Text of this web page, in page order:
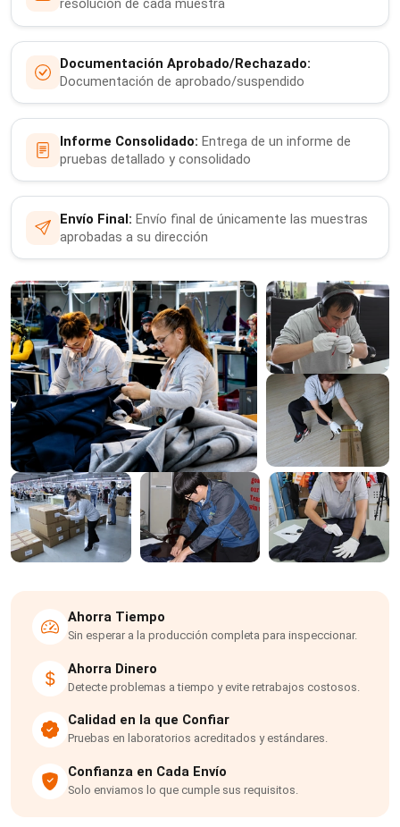
resolución de cada muestra
Documentación Aprobado/Rechazado:
Documentación de aprobado/suspendido
Informe Consolidado: Entrega de un informe de
pruebas detallado y consolidado
Envío Final: Envío final de únicamente las muestras
aprobadas a su dirección
Ahorra Tiempo
Sin esperar a la producción completa para inspeccionar.
Ahorra Dinero
Detecte problemas a tiempo y evite retrabajos costosos.
Calidad en la que Confiar
Pruebas en laboratorios acreditados y estándares.
Confianza en Cada Envío
Solo enviamos lo que cumple sus requisitos.